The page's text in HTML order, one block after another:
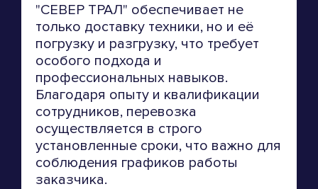
"СЕВЕР ТРАЛ" обеспечивает не
только доставку техники, но и её
погрузку и разгрузку, что требует
особого подхода и
профессиональных навыков.
Благодаря опыту и квалификации
сотрудников, перевозка
осуществляется в строго
установленные сроки, что важно для
соблюдения графиков работы
заказчика.